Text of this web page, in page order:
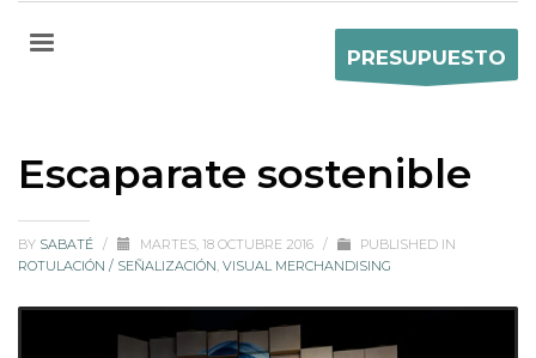
PRESUPUESTO
Escaparate sostenible
BY SABATÉ / MARTES, 18 OCTUBRE 2016 /
PUBLISHED IN
ROTULACIÓN / SEÑALIZACIÓN, VISUAL MERCHANDISING